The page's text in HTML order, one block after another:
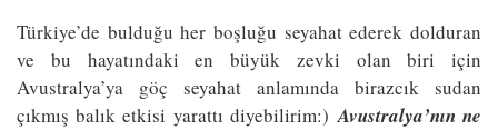
Türkiye’de bulduğu her boşluğu seyahat ederek dolduran
ve bu hayatındaki en büyük zevki olan biri için
Avustralya’ya göç seyahat anlamında birazcık sudan
çıkmış balık etkisi yarattı diyebilirim:) Avustralya’nın ne